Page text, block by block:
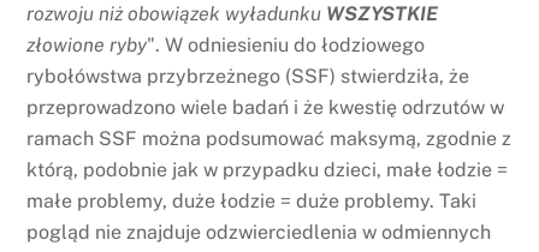
rozwoju niż obowiązek wyładunku WSZYSTKIE
złowione ryby". W odniesieniu do łodziowego
rybołówstwa przybrzeżnego (SSF) stwierdziła, że
przeprowadzono wiele badań i że kwestię odrzutów w
ramach SSF można podsumować maksymą, zgodnie z
którą, podobnie jak w przypadku dzieci, małe łodzie =
małe problemy, duże łodzie = duże problemy. Taki
pogląd nie znajduje odzwierciedlenia w odmiennych